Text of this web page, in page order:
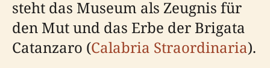
steht das Museum als Zeugnis für
den Mut und das Erbe der Brigata
Catanzaro (Calabria Straordinaria).